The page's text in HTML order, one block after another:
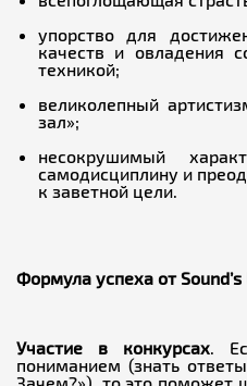
упорство для
качеств и овладения
техникой;
великолепный
зал»;
несокрушимый
самодисциплину и
к заветной цели.
Формула успеха от Sound’s
Участие в конкурсах.
пониманием (знать
Зачем?»), то это поможет